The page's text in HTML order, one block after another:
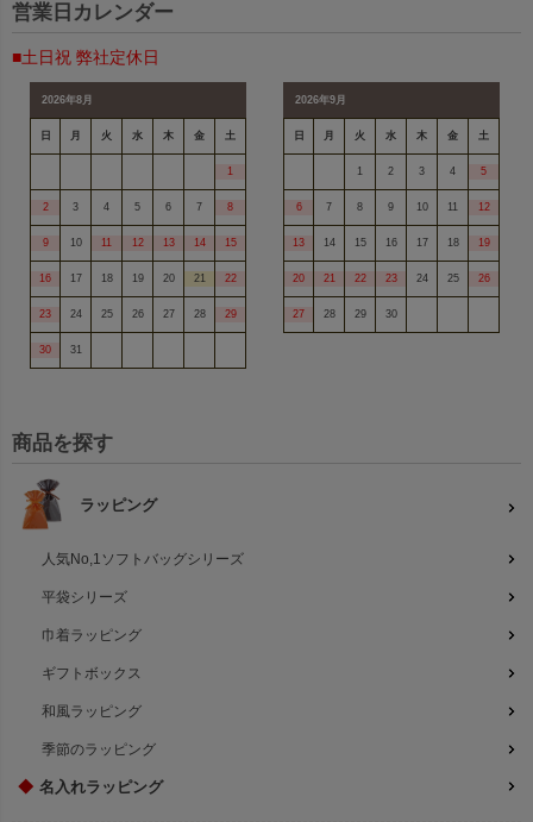
営業日カレンダー
■土日祝 弊社定休日
2026年8月
日 月 火 水 木 金 土
1
2 3 4 5 6 7 8
9 10 11 12 13 14 15
16 17 18 19 20 21 22
23 24 25 26 27 28 29
30 31
2026年9月
日 月 火 水 木 金 土
1 2 3 4 5
6 7 8 9 10 11 12
13 14 15 16 17 18 19
20 21 22 23 24 25 26
27 28 29 30
商品を探す
ラッピング
人気No,1ソフトバッグシリーズ
平袋シリーズ
巾着ラッピング
ギフトボックス
和風ラッピング
季節のラッピング
◆ 名入れラッピング